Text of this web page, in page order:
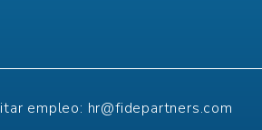
empleo: hr@fidepartners.com